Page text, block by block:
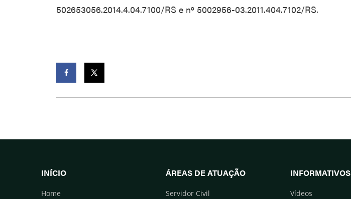
502653056.2014.4.04.7100/RS e nº 5002956-03.2011.404.7102/RS.
INÍCIO
Home
ÁREAS DE ATUAÇÃO
Servidor Civil
INFORMATIVOS
Vídeos